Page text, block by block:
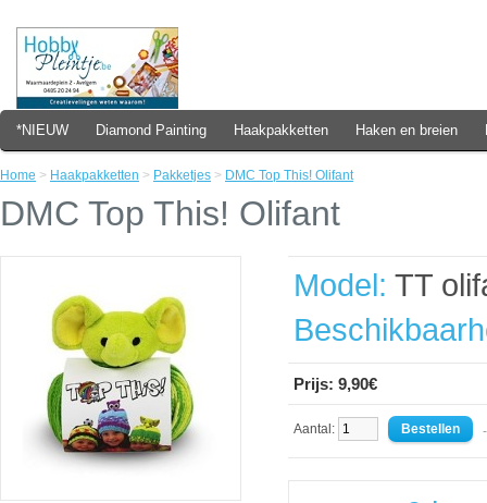
*NIEUW Diamond Painting Haakpakketten Haken en breien
Home > Haakpakketten > Pakketjes > DMC Top This! Olifant
DMC Top This! Olifant
Model: TT
Prijs: 9,90€
Aantal: